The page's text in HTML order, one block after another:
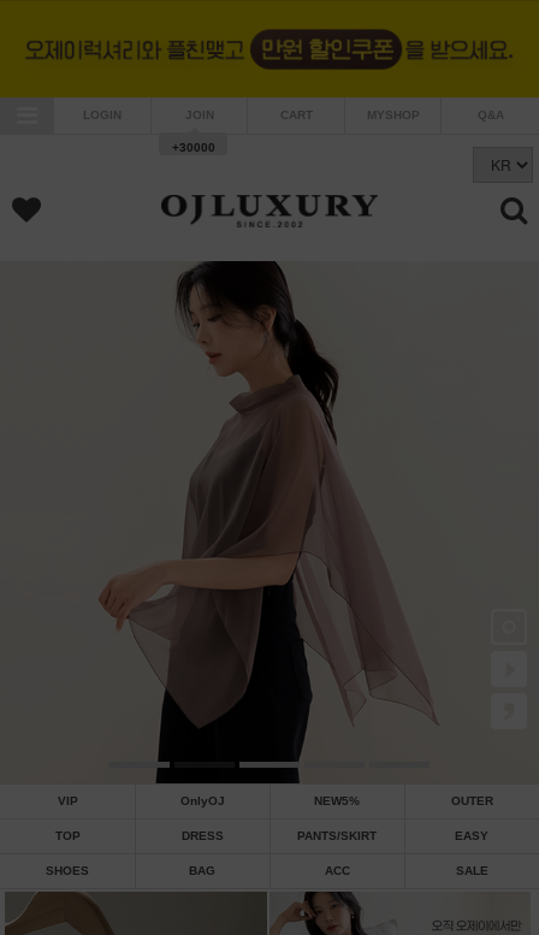
LOGIN JOIN
+30000
CART MYSHOP Q&A
VIP OnlyOJ NEW5% OUTER
TOP DRESS PANTS/SKIRT EASY
SHOES BAG ACC SALE